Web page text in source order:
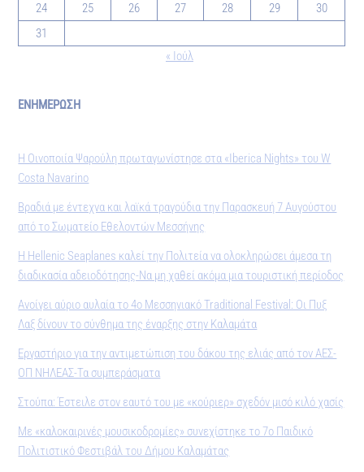
24
25 26 27 28 29
30
31
« Ιούλ
ΕΝΗΜΕΡΩΣΗ
Η Οινοποιία Ψαρούλη πρωταγωνίστησε στα «Iberica Nights» του W
Costa Navarino
Βραδιά με έντεχνα και λαϊκά τραγούδια την Παρασκευή 7 Αυγούστου
από το Σωματείο Εθελοντών Μεσσήνης
Η Hellenic Seaplanes καλεί την Πολιτεία να ολοκληρώσει άμεσα τη
διαδικασία αδειοδότησης-Να μη χαθεί ακόμα μια τουριστική περίοδος
Ανοίγει αύριο αυλαία το 4ο Μεσσηνιακό Traditional Festival: Οι Πυξ
Λαξ δίνουν το σύνθημα της έναρξης στην Καλαμάτα
Εργαστήριο για την αντιμετώπιση του δάκου της ελιάς από τον ΑΕΣ-
ΟΠ ΝΗΛΕΑΣ-Τα συμπεράσματα
Στούπα: Έστειλε στον εαυτό του με «κούριερ» σχεδόν μισό κιλό χασίς
Με «καλοκαιρινές μουσικοδρομίες» συνεχίστηκε το 7ο Παιδικό
Πολιτιστικό Φεστιβάλ του Δήμου Καλαμάτας